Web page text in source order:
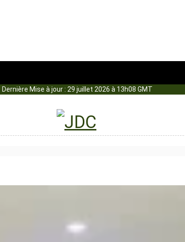
Dernière Mise à jour : 29 juillet 2026 à 13h08 GMT